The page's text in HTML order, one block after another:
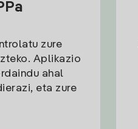
zure
Aplikazio
ahal
eta zure